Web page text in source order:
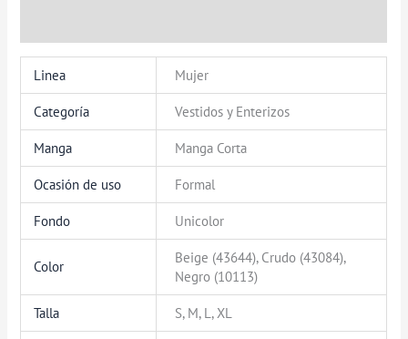
Linea Mujer
Categoría Vestidos y Enterizos
Manga Manga Corta
Ocasión de uso Formal
Fondo Unicolor
Color
Beige (43644), Crudo (43084),
Negro (10113)
Talla S, M, L, XL